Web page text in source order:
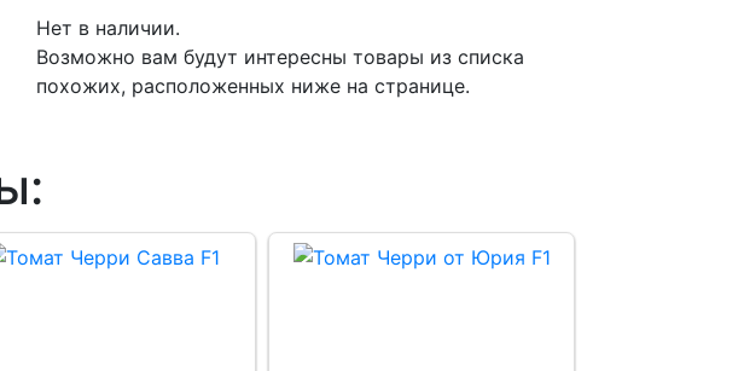
Нет в наличии.
Возможно вам будут интересны товары из списка
похожих, расположенных ниже на странице.